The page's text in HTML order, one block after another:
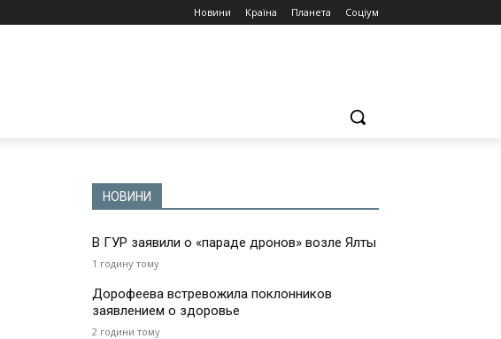
Новини Країна Планета Соціум
НОВИНИ
В ГУР заявили о «параде дронов» возле Ялты
1 годину тому
Дорофеева встревожила поклонников
заявлением о здоровье
2 години тому